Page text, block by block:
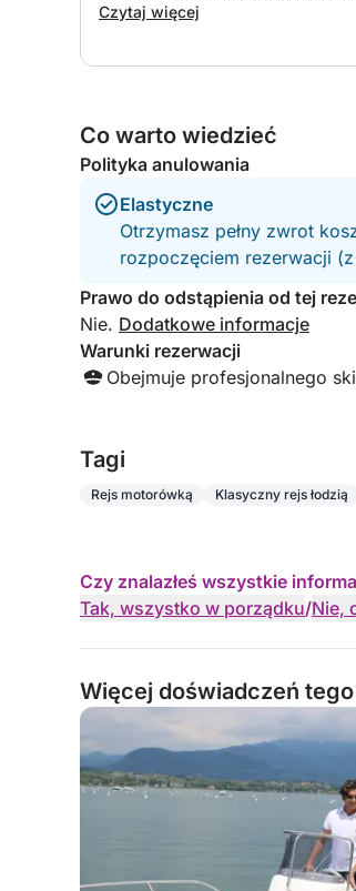
Czytaj więcej
Co warto wiedzieć
Polityka anulowania
Elastyczne
Otrzymasz pełny zwrot
rozpoczęciem rezerwacji
Prawo do odstąpienia od tej
Nie. Dodatkowe informacje
Warunki rezerwacji
Obejmuje profesjonalnego
Tagi
Rejs motorówką Klasyczny rejs łodzią
Czy znalazłeś wszystkie
Tak, wszystko w porządku/Nie,
Więcej doświadczeń tego